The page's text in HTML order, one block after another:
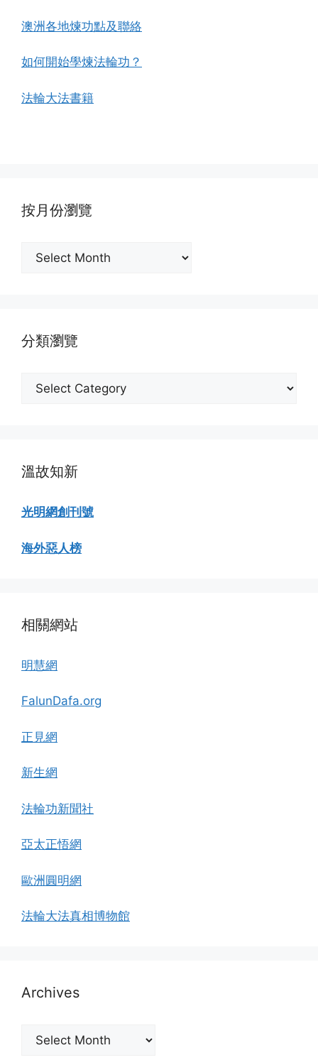
澳洲各地煉功點及聯絡
如何開始學煉法輪功？
法輪大法書籍
按月份瀏覽
分類瀏覽
溫故知新
光明網創刊號
海外惡人榜
相關網站
明慧網
FalunDafa.org
正見網
新生網
法輪功新聞社
亞太正悟網
歐洲圓明網
法輪大法真相博物館
Archives
Archives